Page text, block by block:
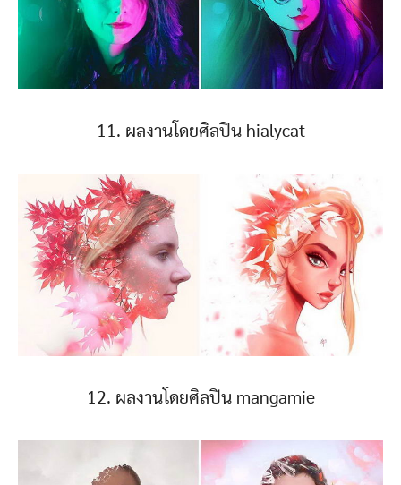
11. ผลงานโดยศิลปิน hialycat
12. ผลงานโดยศิลปิน mangamie